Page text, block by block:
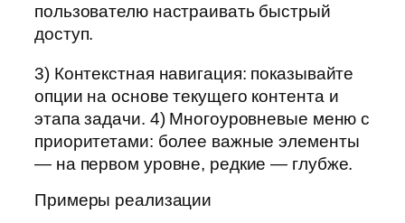
пользователю настраивать быстрый
доступ.
3) Контекстная навигация: показывайте
опции на основе текущего контента и
этапа задачи. 4) Многоуровневые меню с
приоритетами: более важные элементы
— на первом уровне, редкие — глубже.
Примеры реализации